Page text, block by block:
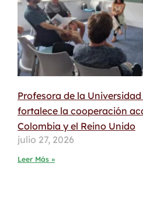
Profesora de la
fortalece la cooperación
Colombia y el Reino Unido
julio 27, 2026
Leer Más »